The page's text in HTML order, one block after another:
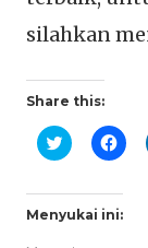
silahkan
Share this:
Klik
untuk
di
jendela
Klik
di
Menyukai ini: